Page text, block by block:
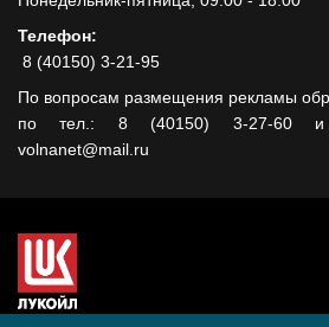
Телефон:
8 (40150) 3-21-95
По вопросам размещения рекламы
по тел.: 8 (40150) 3-27-60 и
volnanet@mail.ru